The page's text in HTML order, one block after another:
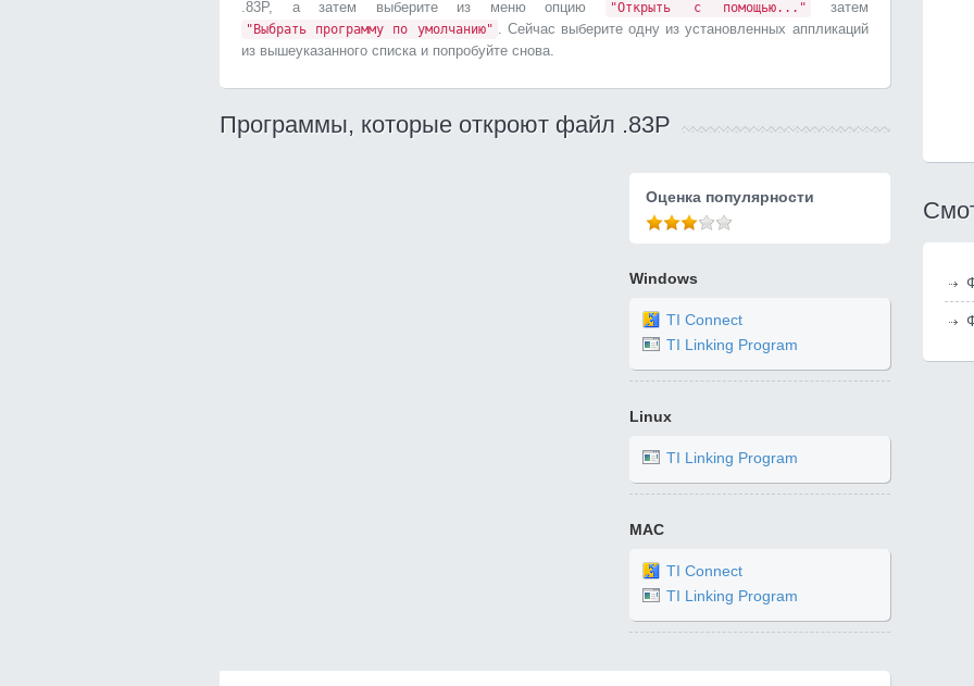
.83P, а затем выберите из меню опцию
"Открыть с помощью..." затем
"Выбрать программу по умолчанию" . Сейчас выберите одну из установленных аппликаций
из вышеуказанного списка и попробуйте снова.
Программы, которые откроют файл .83P
Оценка популярности
Windows
TI Connect
TI Linking Program
Linux
TI Linking Program
MAC
TI Connect
TI Linking Program